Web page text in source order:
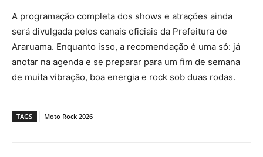
A programação completa dos shows e atrações ainda
será divulgada pelos canais oficiais da Prefeitura de
Araruama. Enquanto isso, a recomendação é uma só: já
anotar na agenda e se preparar para um fim de semana
de muita vibração, boa energia e rock sob duas rodas.
TAGS Moto Rock 2026